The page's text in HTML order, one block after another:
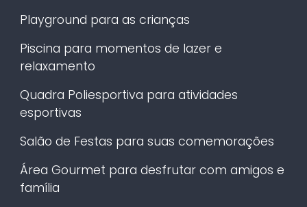
Playground para as crianças
Piscina para momentos de lazer e
relaxamento
Quadra Poliesportiva para atividades
esportivas
Salão de Festas para suas comemorações
Área Gourmet para desfrutar com amigos e
família